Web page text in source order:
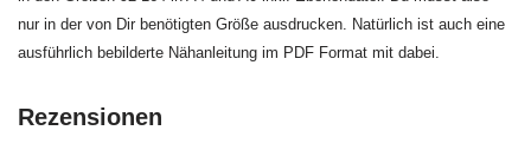
nur in der von Dir benötigten Größe ausdrucken. Natürlich ist auch eine
ausführlich bebilderte Nähanleitung im PDF Format mit dabei.
Rezensionen